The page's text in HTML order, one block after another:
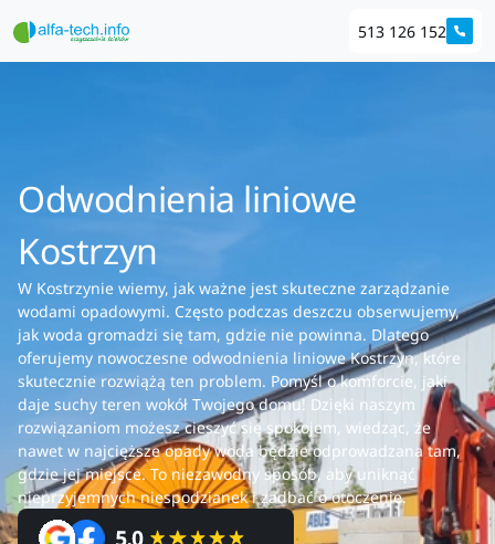
513 126 152
Odwodnienia liniowe
Kostrzyn
W Kostrzynie wiemy, jak ważne jest skuteczne zarządzanie
wodami opadowymi. Często podczas deszczu obserwujemy,
jak woda gromadzi się tam, gdzie nie powinna. Dlatego
oferujemy nowoczesne odwodnienia liniowe Kostrzyn, które
skutecznie rozwiążą ten problem. Pomyśl o komforcie, jaki
daje suchy teren wokół Twojego domu! Dzięki naszym
rozwiązaniom możesz cieszyć się spokojem, wiedząc, że
nawet w najcięższe opady woda będzie odprowadzana tam,
gdzie jej miejsce. To niezawodny sposób, aby uniknąć
nieprzyjemnych niespodzianek i zadbać o otoczenie.